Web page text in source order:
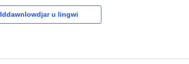
Iddawnlowdjar u lingwi